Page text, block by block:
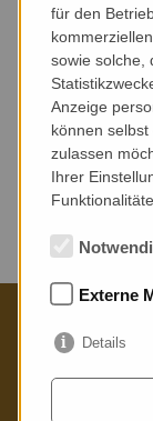
Keine
für den
sowie solche,
Anzeige
können
zulassen
Ihrer
Externe
Details